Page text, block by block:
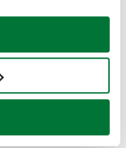
geográfica
activamente
(huellas
se procesan sus